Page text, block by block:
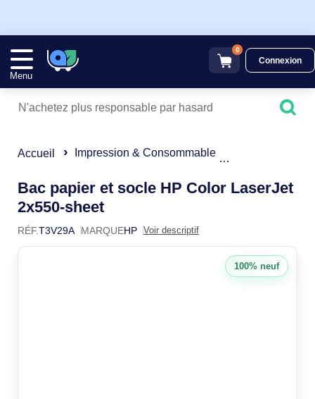
Menu
0
Connexion
Accueil Impression & Consommable
Bac papier et socle HP Color LaserJet
2x550-sheetT3V29A
RÉF.T3V29A MARQUEHP Voir descriptif
100% neuf